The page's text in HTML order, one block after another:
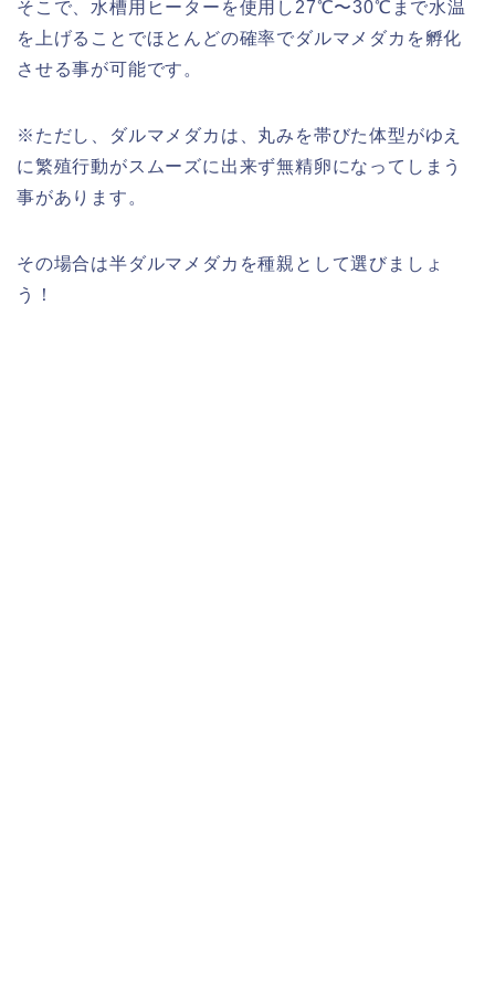
そこで、水槽用ヒーターを使用し27℃〜30℃まで水温
を上げることでほとんどの確率でダルマメダカを孵化
させる事が可能です。
※ただし、ダルマメダカは、丸みを帯びた体型がゆえ
に繁殖行動がスムーズに出来ず無精卵になってしまう
事があります。
その場合は半ダルマメダカを種親として選びましょ
う！